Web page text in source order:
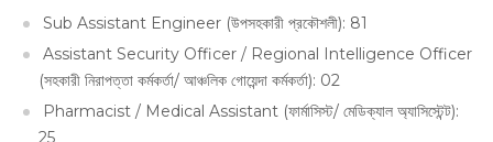
Sub Assistant Engineer (উপসহকারী প্রকৌশলী): 81
Assistant Security Officer / Regional Intelligence Officer
(সহকারী নিরাপত্তা কর্মকর্তা/ আঞ্চলিক গোয়েন্দা কর্মকর্তা): 02
Pharmacist / Medical Assistant (ফার্মাসিস্ট/ মেডিক্যাল অ্যাসিস্টেন্ট):
25